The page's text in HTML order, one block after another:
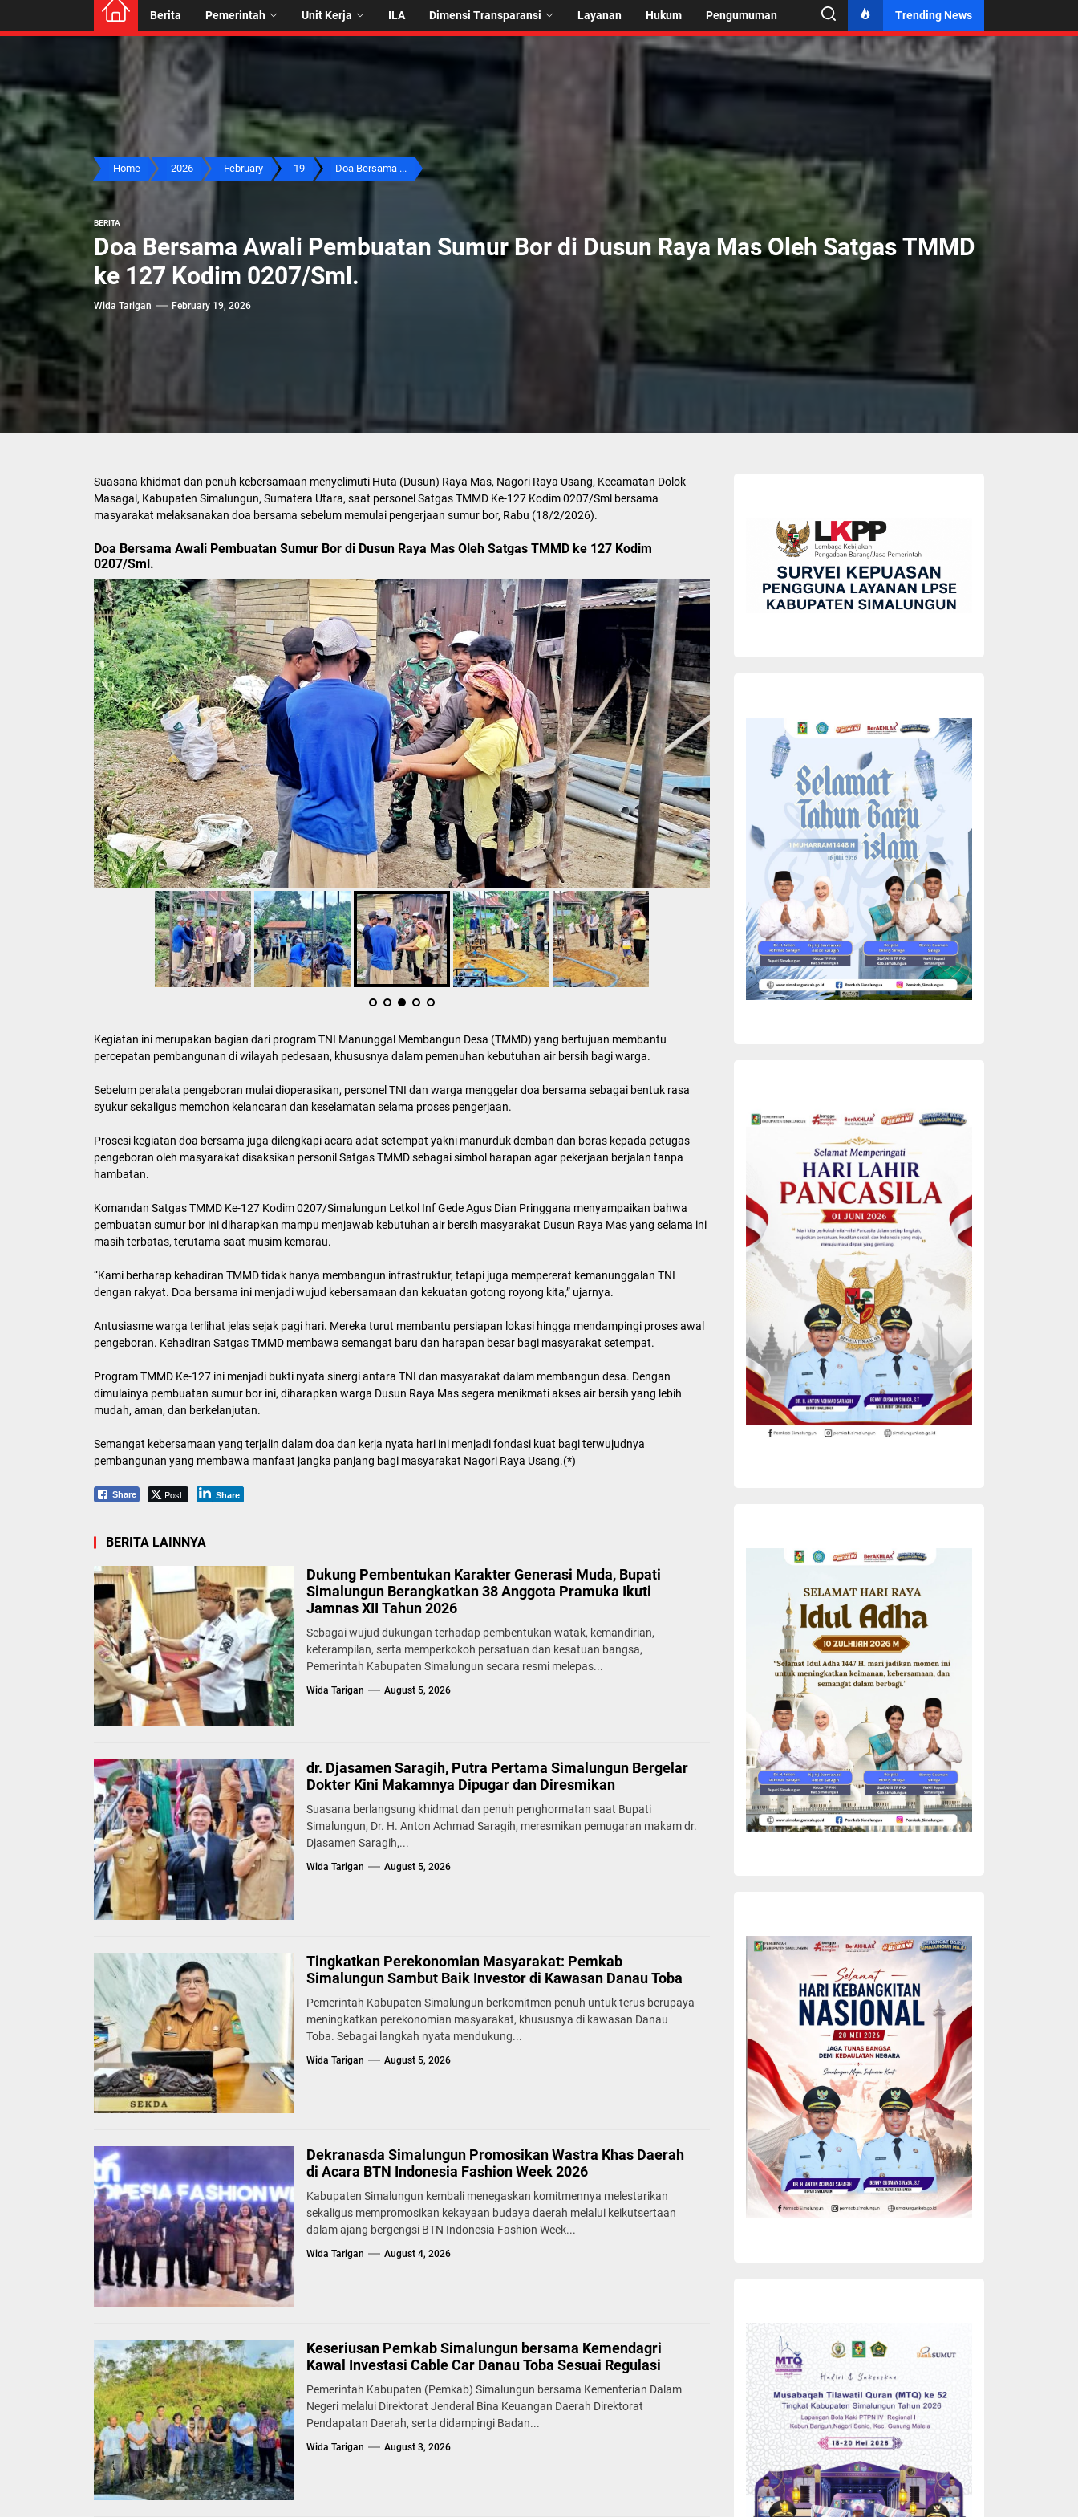
Berita Pemerintah Unit Kerja ILA Dimensi Transparansi Layanan Hukum Pengumuman Trending News
Home 2026 February 19 Doa Bersama ...
BERITA
Doa Bersama Awali Pembuatan Sumur Bor di Dusun Raya Mas Oleh Satgas TMMD
ke 127 Kodim 0207/Sml.
Wida Tarigan February 19, 2026
Suasana khidmat dan penuh kebersamaan menyelimuti Huta (Dusun) Raya Mas, Nagori Raya Usang, Kecamatan Dolok
Masagal, Kabupaten Simalungun, Sumatera Utara, saat personel Satgas TMMD Ke-127 Kodim 0207/Sml bersama
masyarakat melaksanakan doa bersama sebelum memulai pengerjaan sumur bor, Rabu (18/2/2026).
Doa Bersama Awali Pembuatan Sumur Bor di Dusun Raya Mas Oleh Satgas TMMD ke 127 Kodim
0207/Sml.
Kegiatan ini merupakan bagian dari program TNI Manunggal Membangun Desa (TMMD) yang bertujuan membantu
percepatan pembangunan di wilayah pedesaan, khususnya dalam pemenuhan kebutuhan air bersih bagi warga.
Sebelum peralata pengeboran mulai dioperasikan, personel TNI dan warga menggelar doa bersama sebagai bentuk rasa
syukur sekaligus memohon kelancaran dan keselamatan selama proses pengerjaan.
Prosesi kegiatan doa bersama juga dilengkapi acara adat setempat yakni manurduk demban dan boras kepada petugas
pengeboran oleh masyarakat disaksikan personil Satgas TMMD sebagai simbol harapan agar pekerjaan berjalan tanpa
hambatan.
Komandan Satgas TMMD Ke-127 Kodim 0207/Simalungun Letkol Inf Gede Agus Dian Pringgana menyampaikan bahwa
pembuatan sumur bor ini diharapkan mampu menjawab kebutuhan air bersih masyarakat Dusun Raya Mas yang selama ini
masih terbatas, terutama saat musim kemarau.
“Kami berharap kehadiran TMMD tidak hanya membangun infrastruktur, tetapi juga mempererat kemanunggalan TNI
dengan rakyat. Doa bersama ini menjadi wujud kebersamaan dan kekuatan gotong royong kita,” ujarnya.
Antusiasme warga terlihat jelas sejak pagi hari. Mereka turut membantu persiapan lokasi hingga mendampingi proses awal
pengeboran. Kehadiran Satgas TMMD membawa semangat baru dan harapan besar bagi masyarakat setempat.
Program TMMD Ke-127 ini menjadi bukti nyata sinergi antara TNI dan masyarakat dalam membangun desa. Dengan
dimulainya pembuatan sumur bor ini, diharapkan warga Dusun Raya Mas segera menikmati akses air bersih yang lebih
mudah, aman, dan berkelanjutan.
Semangat kebersamaan yang terjalin dalam doa dan kerja nyata hari ini menjadi fondasi kuat bagi terwujudnya
pembangunan yang membawa manfaat jangka panjang bagi masyarakat Nagori Raya Usang.(*)
Share Post Share
BERITA LAINNYA
Dukung Pembentukan Karakter Generasi Muda, Bupati
Simalungun Berangkatkan 38 Anggota Pramuka Ikuti
Jamnas XII Tahun 2026
Sebagai wujud dukungan terhadap pembentukan watak, kemandirian,
keterampilan, serta memperkokoh persatuan dan kesatuan bangsa,
Pemerintah Kabupaten Simalungun secara resmi melepas...
Wida Tarigan August 5, 2026
dr. Djasamen Saragih, Putra Pertama Simalungun Bergelar
Dokter Kini Makamnya Dipugar dan Diresmikan
Suasana berlangsung khidmat dan penuh penghormatan saat Bupati
Simalungun, Dr. H. Anton Achmad Saragih, meresmikan pemugaran makam dr.
Djasamen Saragih,...
Wida Tarigan August 5, 2026
Tingkatkan Perekonomian Masyarakat: Pemkab
Simalungun Sambut Baik Investor di Kawasan Danau Toba
Pemerintah Kabupaten Simalungun berkomitmen penuh untuk terus berupaya
meningkatkan perekonomian masyarakat, khususnya di kawasan Danau
Toba. Sebagai langkah nyata mendukung...
Wida Tarigan August 5, 2026
Dekranasda Simalungun Promosikan Wastra Khas Daerah
di Acara BTN Indonesia Fashion Week 2026
Kabupaten Simalungun kembali menegaskan komitmennya melestarikan
sekaligus mempromosikan kekayaan budaya daerah melalui keikutsertaan
dalam ajang bergengsi BTN Indonesia Fashion Week...
Wida Tarigan August 4, 2026
Keseriusan Pemkab Simalungun bersama Kemendagri
Kawal Investasi Cable Car Danau Toba Sesuai Regulasi
Pemerintah Kabupaten (Pemkab) Simalungun bersama Kementerian Dalam
Negeri melalui Direktorat Jenderal Bina Keuangan Daerah Direktorat
Pendapatan Daerah, serta didampingi Badan...
Wida Tarigan August 3, 2026